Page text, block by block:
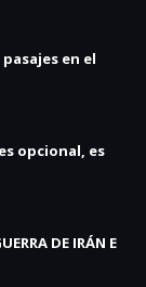
en el
opcional, es
DE IRÁN E